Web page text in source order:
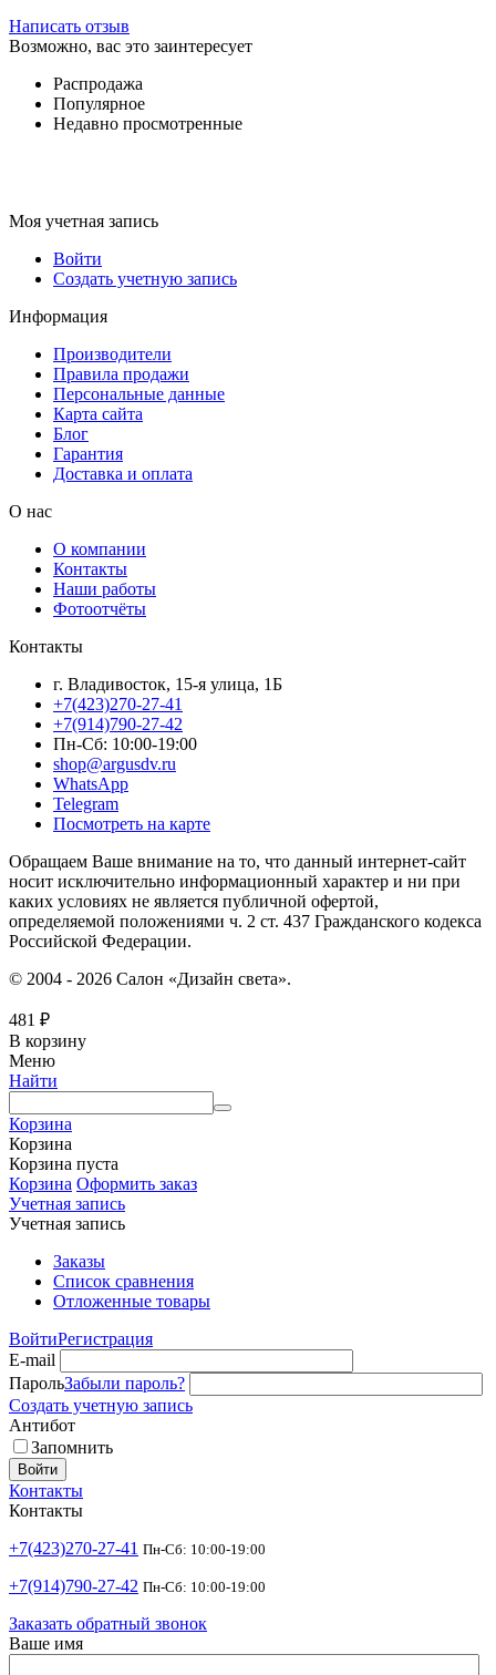
Написать отзыв
Возможно, вас это заинтересует
Распродажа
Популярное
Недавно просмотренные
Моя учетная запись
Войти
Создать учетную запись
Информация
Производители
Правила продажи
Персональные данные
Карта сайта
Блог
Гарантия
Доставка и оплата
О нас
О компании
Контакты
Наши работы
Фотоотчёты
Контакты
г. Владивосток, 15-я улица, 1Б
+7(423)270-27-41
+7(914)790-27-42
Пн-Сб: 10:00-19:00
shop@argusdv.ru
WhatsApp
Telegram
Посмотреть на карте
Обращаем Ваше внимание на то, что данный интернет-сайт
носит исключительно информационный характер и ни при
каких условиях не является публичной офертой,
определяемой положениями ч. 2 ст. 437 Гражданского кодекса
Российской Федерации.
© 2004 - 2026 Салон «Дизайн света».
481 ₽
В корзину
Меню
Найти
Корзина
Корзина
Корзина пуста
Корзина Оформить заказ
Учетная запись
Учетная запись
Заказы
Список сравнения
Отложенные товары
ВойтиРегистрация
E-mail
ПарольЗабыли пароль?
Создать учетную запись
Антибот
Запомнить
Войти
Контакты
Контакты
+7(423)270-27-41 Пн-Сб: 10:00-19:00
+7(914)790-27-42 Пн-Сб: 10:00-19:00
Заказать обратный звонок
Ваше имя